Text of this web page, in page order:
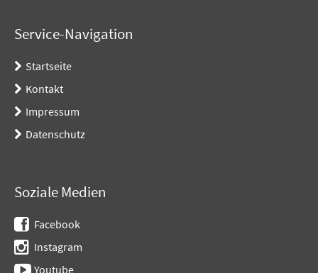
Service-Navigation
Startseite
Kontakt
Impressum
Datenschutz
Soziale Medien
Facebook
Instagram
Youtube